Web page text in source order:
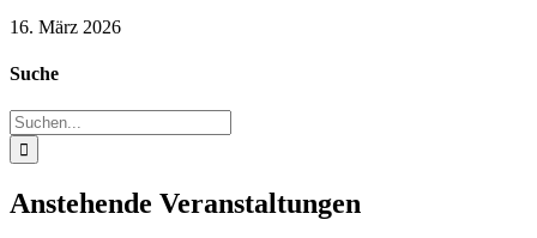
16. März 2026
Suche
Suche
nach:
Anstehende Veranstaltungen